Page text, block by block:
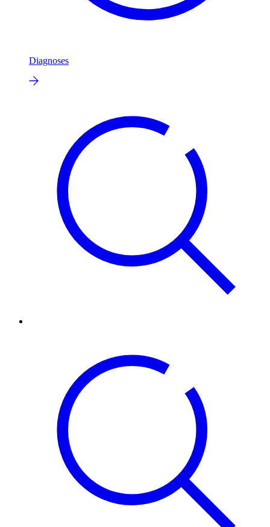
Diagnoses